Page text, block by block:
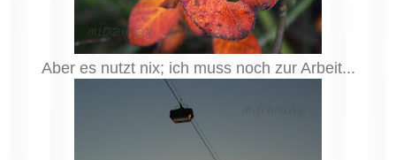
Aber es nutzt nix; ich muss noch zur Arbeit...